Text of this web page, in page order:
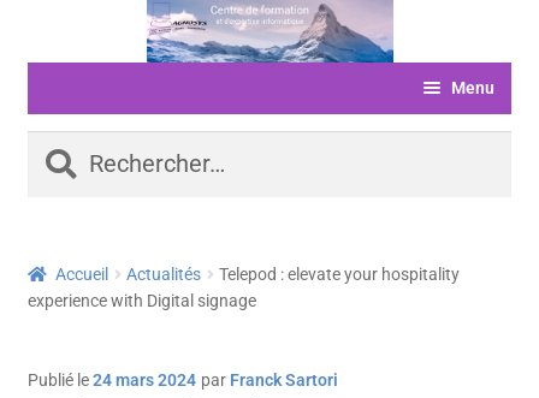
navigation
Menu
ACCUEIL
SERVICES
ACTUALITÉS
Accueil Actualités
Telepod : elevate your hospitality
experience with Digital signage
Publié le24 mars 2024 par Franck Sartori